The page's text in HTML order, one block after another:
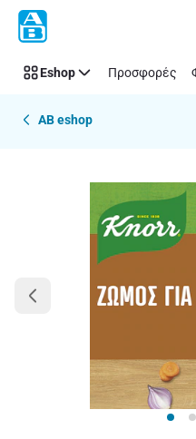
Παράλειψη
Eshop Προσφορές
AB eshop